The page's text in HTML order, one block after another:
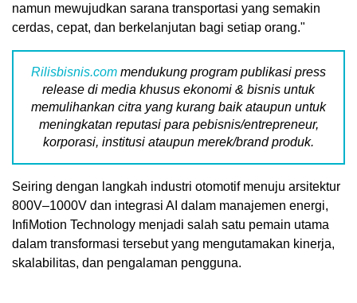
namun mewujudkan sarana transportasi yang semakin
cerdas, cepat, dan berkelanjutan bagi setiap orang."
Rilisbisnis.com mendukung program publikasi press
release di media khusus ekonomi & bisnis untuk
memulihankan citra yang kurang baik ataupun untuk
meningkatan reputasi para pebisnis/entrepreneur,
korporasi, institusi ataupun merek/brand produk.
Seiring dengan langkah industri otomotif menuju arsitektur
800V–1000V dan integrasi AI dalam manajemen energi,
InfiMotion Technology menjadi salah satu pemain utama
dalam transformasi tersebut yang mengutamakan kinerja,
skalabilitas, dan pengalaman pengguna.